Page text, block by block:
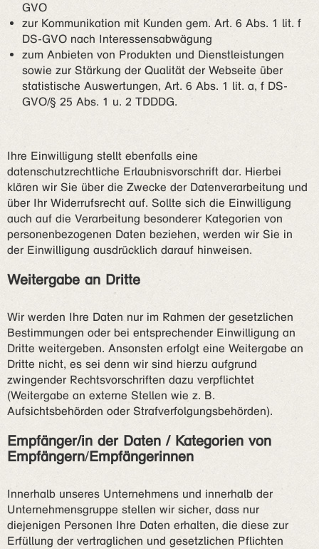
GVO
zur Kommunikation mit Kunden gem. Art. 6 Abs. 1 lit. f
DS-GVO nach Interessensabwägung
zum Anbieten von Produkten und Dienstleistungen
sowie zur Stärkung der Qualität der Webseite über
statistische Auswertungen, Art. 6 Abs. 1 lit. a, f DS-
GVO/§ 25 Abs. 1 u. 2 TDDDG.
Ihre Einwilligung stellt ebenfalls eine
datenschutzrechtliche Erlaubnisvorschrift dar. Hierbei
klären wir Sie über die Zwecke der Datenverarbeitung und
über Ihr Widerrufsrecht auf. Sollte sich die Einwilligung
auch auf die Verarbeitung besonderer Kategorien von
personenbezogenen Daten beziehen, werden wir Sie in
der Einwilligung ausdrücklich darauf hinweisen.
Weitergabe an Dritte
Wir werden Ihre Daten nur im Rahmen der gesetzlichen
Bestimmungen oder bei entsprechender Einwilligung an
Dritte weitergeben. Ansonsten erfolgt eine Weitergabe an
Dritte nicht, es sei denn wir sind hierzu aufgrund
zwingender Rechtsvorschriften dazu verpflichtet
(Weitergabe an externe Stellen wie z. B.
Aufsichtsbehörden oder Strafverfolgungsbehörden).
Empfänger/in der Daten / Kategorien von
Empfängern/Empfängerinnen
Innerhalb unseres Unternehmens und innerhalb der
Unternehmensgruppe stellen wir sicher, dass nur
diejenigen Personen Ihre Daten erhalten, die diese zur
Erfüllung der vertraglichen und gesetzlichen Pflichten